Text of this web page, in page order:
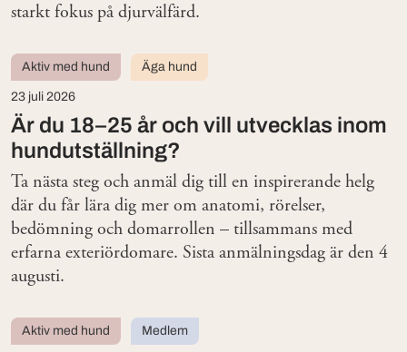
starkt fokus på djurvälfärd.
Är du 18–25 år och vill utvecklas inom
hundutställning?
Aktiv med hund Äga hund
23 juli 2026
Ta nästa steg och anmäl dig till en inspirerande helg
där du får lära dig mer om anatomi, rörelser,
bedömning och domarrollen – tillsammans med
erfarna exteriördomare. Sista anmälningsdag är den 4
augusti.
Aktiv med hund Medlem